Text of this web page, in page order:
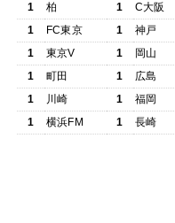
1
柏 1
C大阪
1
FC東京 1
神戸
1
東京V 1
岡山
1
町田 1
広島
1
川崎 1
福岡
1
横浜FM 1 長崎